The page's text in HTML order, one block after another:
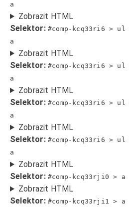
a
Zobrazit HTML
Selektor: #comp-kcq33ri6 >
a
Zobrazit HTML
Selektor: #comp-kcq33ri6 >
a
Zobrazit HTML
Selektor: #comp-kcq33ri6 >
a
Zobrazit HTML
Selektor: #comp-kcq33ri6 >
a
Zobrazit HTML
Selektor: #comp-kcq33rji0 > a
Zobrazit HTML
Selektor: #comp-kcq33rji1 > a